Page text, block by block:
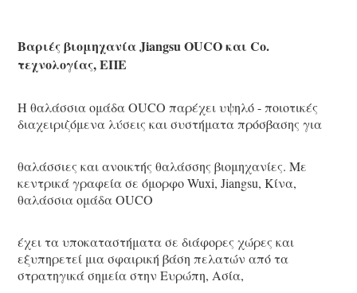
Βαριές βιομηχανία Jiangsu OUCO και Co.
τεχνολογίας, ΕΠΕ
Η θαλάσσια ομάδα OUCO παρέχει υψηλό - ποιοτικές
διαχειριζόμενα λύσεις και συστήματα πρόσβασης για
θαλάσσιες και ανοικτής θαλάσσης βιομηχανίες. Με
κεντρικά γραφεία σε όμορφο Wuxi, Jiangsu, Κίνα,
θαλάσσια ομάδα OUCO
έχει τα υποκαταστήματα σε διάφορες χώρες και
εξυπηρετεί μια σφαιρική βάση πελατών από τα
στρατηγικά σημεία στην Ευρώπη, Ασία,